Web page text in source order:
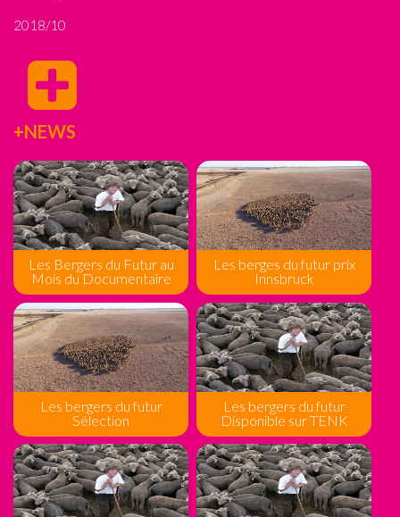
2018/10
+NEWS
Les Bergers du Futur au
Mois du Documentaire
Les berges du futur prix
Innsbruck
Les bergers du futur
Sélection
Les bergers du futur
Disponible sur TENK